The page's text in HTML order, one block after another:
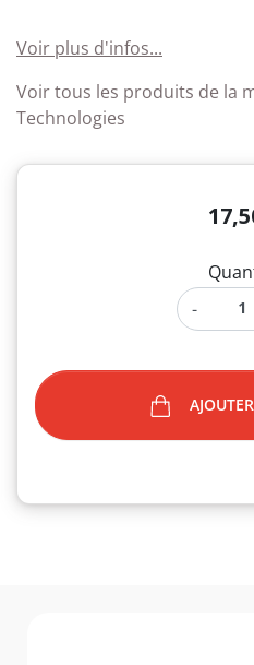
Voir plus d'infos...
Voir tous les produits de la
Technologies
-